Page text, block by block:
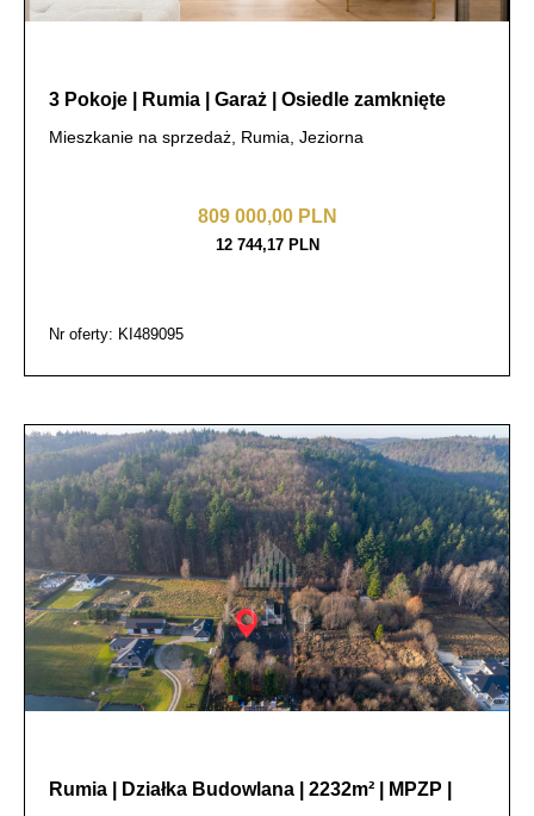
3 Pokoje | Rumia | Garaż | Osiedle zamknięte
Mieszkanie na sprzedaż, Rumia, Jeziorna
809 000,00 PLN
12 744,17 PLN
Nr oferty: KI489095
Rumia | Działka Budowlana | 2232m² | MPZP |